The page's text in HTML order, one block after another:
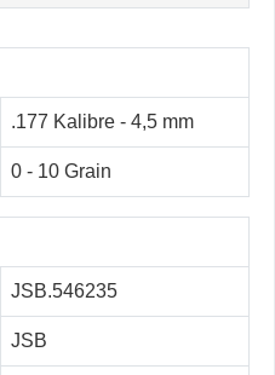
.177 Kalibre - 4,5 mm
0 - 10 Grain
JSB.546235
JSB